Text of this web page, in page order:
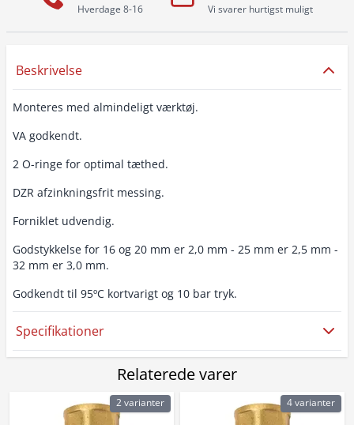
Hverdage 8-16 Vi svarer hurtigst muligt
Beskrivelse
Monteres med almindeligt værktøj.
VA godkendt.
2 O-ringe for optimal tæthed.
DZR afzinkningsfrit messing.
Forniklet udvendig.
Godstykkelse for 16 og 20 mm er 2,0 mm - 25 mm er 2,5 mm -
32 mm er 3,0 mm.
Godkendt til 95ºC kortvarigt og 10 bar tryk.
Specifikationer
Relaterede varer
2 varianter 4 varianter